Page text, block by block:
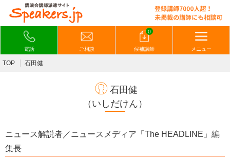
電話 ご相談
0
候補講師 メニュー
TOP 石田健
石田健
（いしだけん）
ニュース解説者／ニュースメディア「The HEADLINE」編
集長